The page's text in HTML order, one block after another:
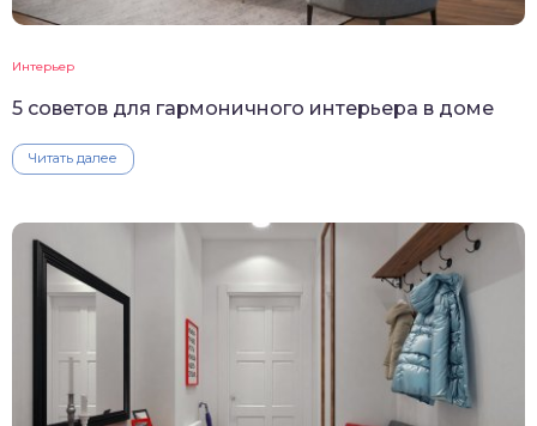
Интерьер
5 советов для гармоничного интерьера в доме
Читать далее